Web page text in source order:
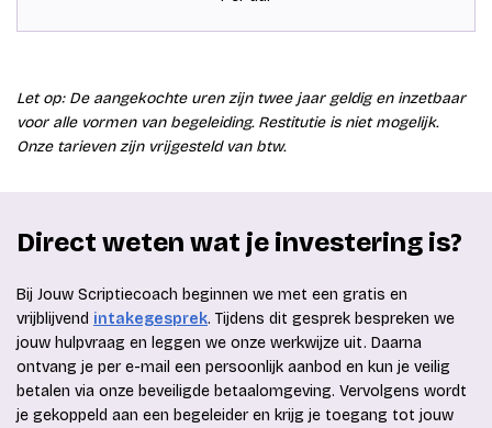
Let op: De aangekochte uren zijn twee jaar geldig en inzetbaar
voor alle vormen van begeleiding. Restitutie is niet mogelijk.
Onze tarieven zijn vrijgesteld van btw.
Direct weten wat je investering is?
Bij Jouw Scriptiecoach beginnen we met een gratis en
vrijblijvend intakegesprek. Tijdens dit gesprek bespreken we
jouw hulpvraag en leggen we onze werkwijze uit. Daarna
ontvang je per e-mail een persoonlijk aanbod en kun je veilig
betalen via onze beveiligde betaalomgeving. Vervolgens wordt
je gekoppeld aan een begeleider en krijg je toegang tot jouw